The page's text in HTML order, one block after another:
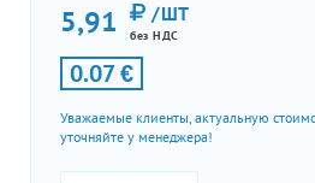
5,91 /ШТ
без НДС
0.07 €
Уважаемые клиенты, актуальную
уточняйте у менеджера!